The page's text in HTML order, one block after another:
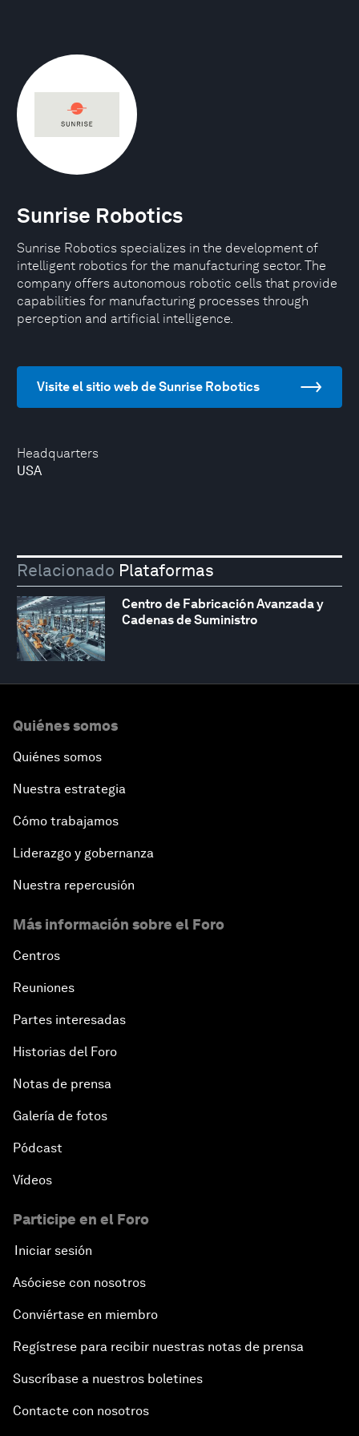
Headquarters
USA
Sunrise Robotics
Sunrise Robotics specializes in the development of
intelligent robotics for the manufacturing sector. The
company offers autonomous robotic cells that provide
capabilities for manufacturing processes through
perception and artificial intelligence.
Visite el sitio web de Sunrise Robotics
Relacionado Plataformas
Centro de Fabricación Avanzada y
Cadenas de Suministro
Quiénes somos
Quiénes somos
Nuestra estrategia
Cómo trabajamos
Liderazgo y gobernanza
Nuestra repercusión
Más información sobre el Foro
Centros
Reuniones
Partes interesadas
Historias del Foro
Notas de prensa
Galería de fotos
Pódcast
Vídeos
Participe en el Foro
Iniciar sesión
Asóciese con nosotros
Conviértase en miembro
Regístrese para recibir nuestras notas de prensa
Suscríbase a nuestros boletines
Contacte con nosotros